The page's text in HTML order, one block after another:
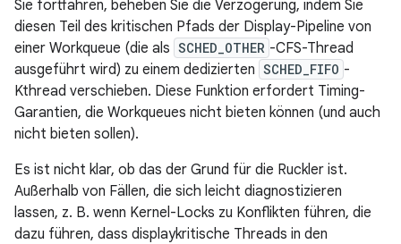
Sie fortfahren, beheben Sie die Verzögerung, indem Sie
diesen Teil des kritischen Pfads der Display-Pipeline von
einer Workqueue (die als SCHED_OTHER -CFS-Thread
ausgeführt wird) zu einem dedizierten SCHED_FIFO -
Kthread verschieben. Diese Funktion erfordert Timing-
Garantien, die Workqueues nicht bieten können (und auch
nicht bieten sollen).
Es ist nicht klar, ob das der Grund für die Ruckler ist.
Außerhalb von Fällen, die sich leicht diagnostizieren
lassen, z. B. wenn Kernel-Locks zu Konflikten führen, die
dazu führen, dass displaykritische Threads in den